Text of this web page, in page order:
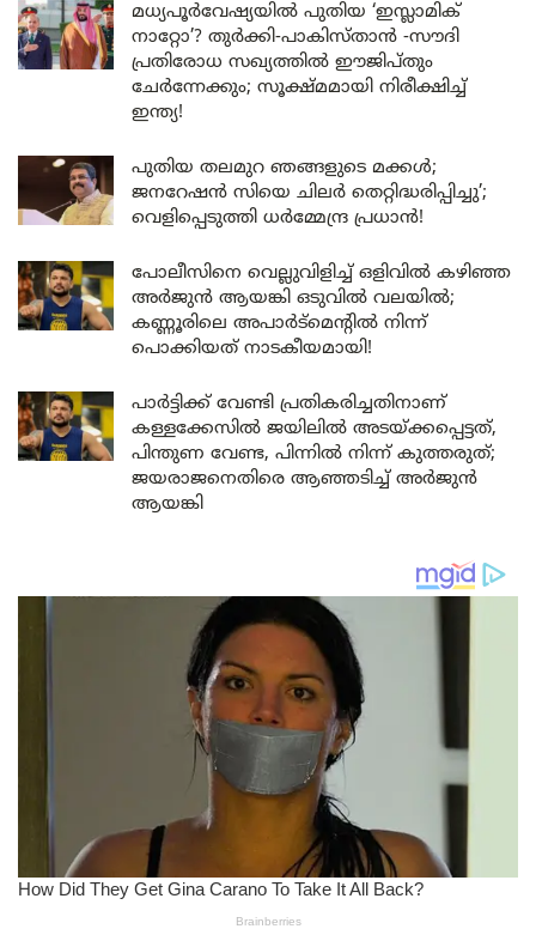
മധ്യപൂർവേഷ്യയിൽ പുതിയ ‘ഇസ്ലാമിക്
നാറ്റോ’? തുർക്കി-പാകിസ്താൻ -സൗദി
പ്രതിരോധ സഖ്യത്തിൽ ഈജിപ്തും
ചേർന്നേക്കും; സൂക്ഷ്മമായി നിരീക്ഷിച്ച്
ഇന്ത്യ!
പുതിയ തലമുറ ഞങ്ങളുടെ മക്കൾ;
ജനറേഷൻ സിയെ ചിലർ തെറ്റിദ്ധരിപ്പിച്ചു’;
വെളിപ്പെടുത്തി ധർമ്മേന്ദ്ര പ്രധാൻ!
പോലീസിനെ വെല്ലുവിളിച്ച് ഒളിവിൽ കഴിഞ്ഞ
അർജുൻ ആയങ്കി ഒടുവിൽ വലയിൽ;
കണ്ണൂരിലെ അപാർട്മെന്റിൽ നിന്ന്
പൊക്കിയത് നാടകീയമായി!
പാർട്ടിക്ക് വേണ്ടി പ്രതികരിച്ചതിനാണ്
കള്ളക്കേസിൽ ജയിലിൽ അടയ്ക്കപ്പെട്ടത്,
പിന്തുണ വേണ്ട, പിന്നിൽ നിന്ന് കുത്തരുത്;
ജയരാജനെതിരെ ആഞ്ഞടിച്ച് അർജുൻ
ആയങ്കി